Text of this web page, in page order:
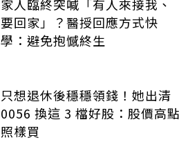
家人臨終突喊「有人來接我、
要回家」？醫授回應方式快
學：避免抱憾終生
只想退休後穩穩領錢！她出清
0056 換這 3 檔好股：股價高點
照樣買